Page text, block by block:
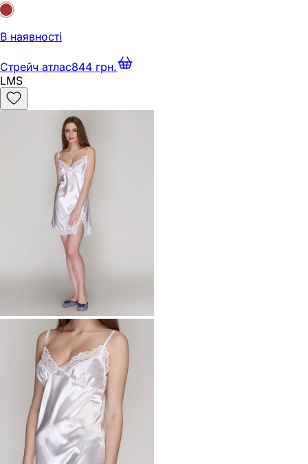
В наявності
Стрейч атлас844 грн.
LMS